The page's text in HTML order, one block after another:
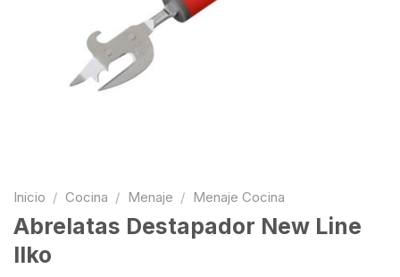
Inicio / Cocina / Menaje / Menaje Cocina
Abrelatas Destapador New Line
Ilko